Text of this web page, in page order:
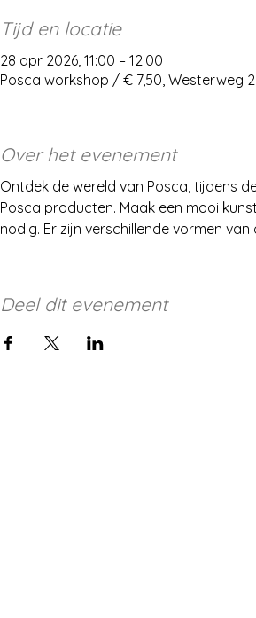
Tijd en locatie
28 apr 2026, 11:00 – 12:00
Posca workshop / € 7,50, Westerweg
Over het evenement
Ontdek de wereld van Posca, tijdens
Posca producten. Maak een mooi
nodig. Er zijn verschillende vormen
Deel dit evenement